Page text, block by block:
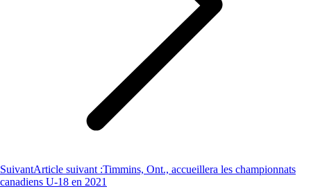
SuivantArticle suivant :Timmins, Ont., accueillera les championnats
canadiens U-18 en 2021